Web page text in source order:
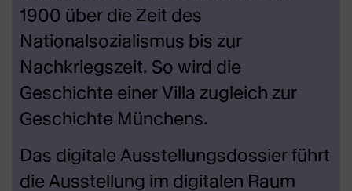
1900 über die Zeit des
Nationalsozialismus bis zur
Nachkriegszeit. So wird die
Geschichte einer Villa zugleich zur
Geschichte Münchens.
Das digitale Ausstellungsdossier führt
die Ausstellung im digitalen Raum